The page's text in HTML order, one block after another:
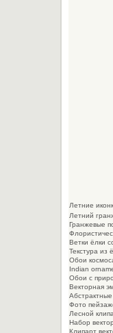
Летние
Летний
Гранжевые
Ветки ёлки
Текстура из
Обои
Indian
Обои с
Векторная
Фото
Лесной
Набор
Клипарт